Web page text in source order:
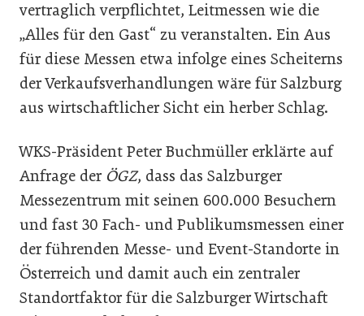
vertraglich verpflichtet, Leitmessen wie die
„Alles für den Gast“ zu veranstalten. Ein Aus
für diese Messen etwa infolge eines Scheiterns
der Verkaufsverhandlungen wäre für Salzburg
aus wirtschaftlicher Sicht ein herber Schlag.
WKS-Präsident Peter Buchmüller erklärte auf
Anfrage der ÖGZ, dass das Salzburger
Messezentrum mit seinen 600.000 Besuchern
und fast 30 Fach- und Publikumsmessen einer
der führenden Messe- und Event-Standorte in
Österreich und damit auch ein zentraler
Standortfaktor für die Salzburger Wirtschaft